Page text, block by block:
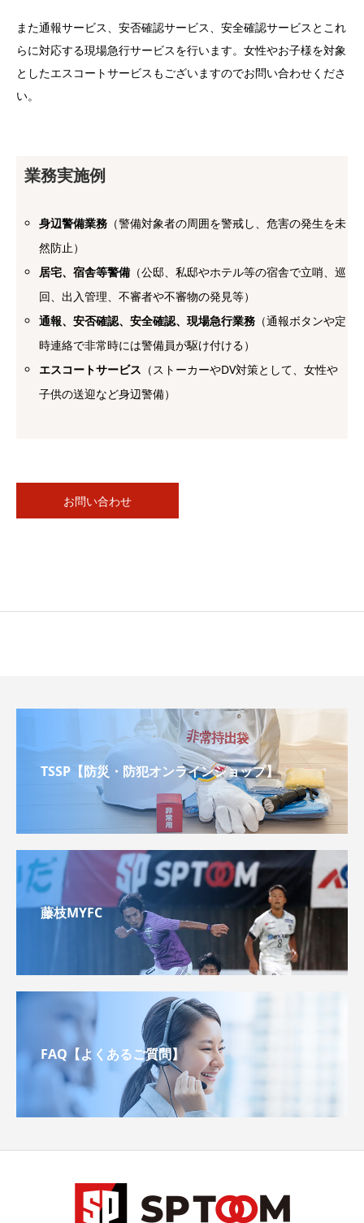
また通報サービス、安否確認サービス、安全確認サービスとこれ
らに対応する現場急行サービスを行います。女性やお子様を対象
としたエスコートサービスもございますのでお問い合わせくださ
い。
業務実施例
身辺警備業務 （警備対象者の周囲を警戒し、危害の発生を未
然防止）
居宅、宿舎等警備 （公邸、私邸やホテル等の宿舎で立哨、巡
回、出入管理、不審者や不審物の発見等）
通報、安否確認、安全確認、現場急行業務 （通報ボタンや定
時連絡で非常時には警備員が駆け付ける）
エスコートサービス （ストーカーやDV対策として、女性や
子供の送迎など身辺警備）
お問い合わせ
TSSP【防災・防犯オンラインショップ】
藤枝MYFC
FAQ【よくあるご質問】